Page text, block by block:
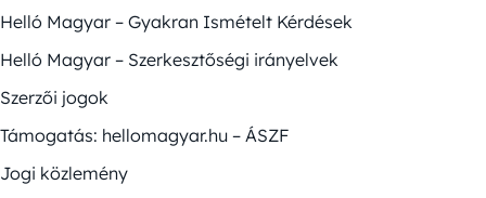
Helló Magyar – Gyakran Ismételt Kérdések
Helló Magyar – Szerkesztőségi irányelvek
Szerzői jogok
Támogatás: hellomagyar.hu – ÁSZF
Jogi közlemény